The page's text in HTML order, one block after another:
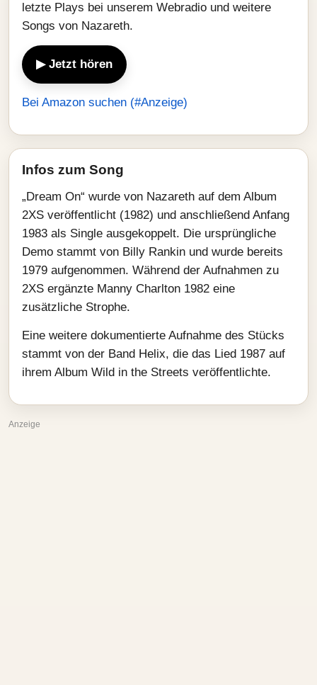
letzte Plays bei unserem Webradio und weitere
Songs von Nazareth.
▶ Jetzt hören
Bei Amazon suchen (#Anzeige)
Infos zum Song
„Dream On“ wurde von Nazareth auf dem Album
2XS veröffentlicht (1982) und anschließend Anfang
1983 als Single ausgekoppelt. Die ursprüngliche
Demo stammt von Billy Rankin und wurde bereits
1979 aufgenommen. Während der Aufnahmen zu
2XS ergänzte Manny Charlton 1982 eine
zusätzliche Strophe.
Eine weitere dokumentierte Aufnahme des Stücks
stammt von der Band Helix, die das Lied 1987 auf
ihrem Album Wild in the Streets veröffentlichte.
Anzeige